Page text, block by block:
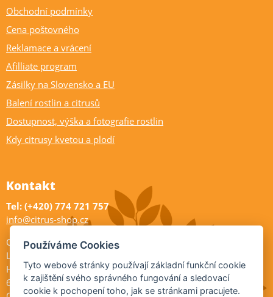
Obchodní podmínky
Cena poštovného
Reklamace a vrácení
Afilliate program
Zásilky na Slovensko a EU
Balení rostlin a citrusů
Dostupnost, výška a fotografie rostlin
Kdy citrusy kvetou a plodí
Kontakt
Tel: (+420) 774 721 757
info@citrus-shop.cz
Citrus shop zahradnictví
Legionářů 2
Hodonín
695 01
Používáme Cookies
Tyto webové stránky používají základní funkční cookie
k zajištění svého správného fungování a sledovací
cookie k pochopení toho, jak se stránkami pracujete.